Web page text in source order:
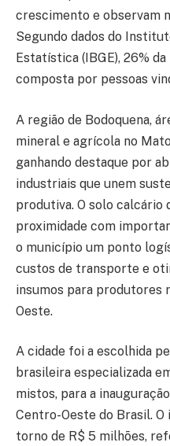
crescimento e observam
Segundo dados do
Estatística (IBGE), 26%
composta por pessoas
A região de Bodoquena,
mineral e agrícola no
ganhando destaque por
industriais que unem
produtiva. O solo calcário
proximidade com
o município um ponto
custos de transporte e
insumos para produtores
Oeste.
A cidade foi a escolhida
brasileira especializada
mistos, para a
Centro-Oeste do Brasil.
torno de R$ 5 milhões,